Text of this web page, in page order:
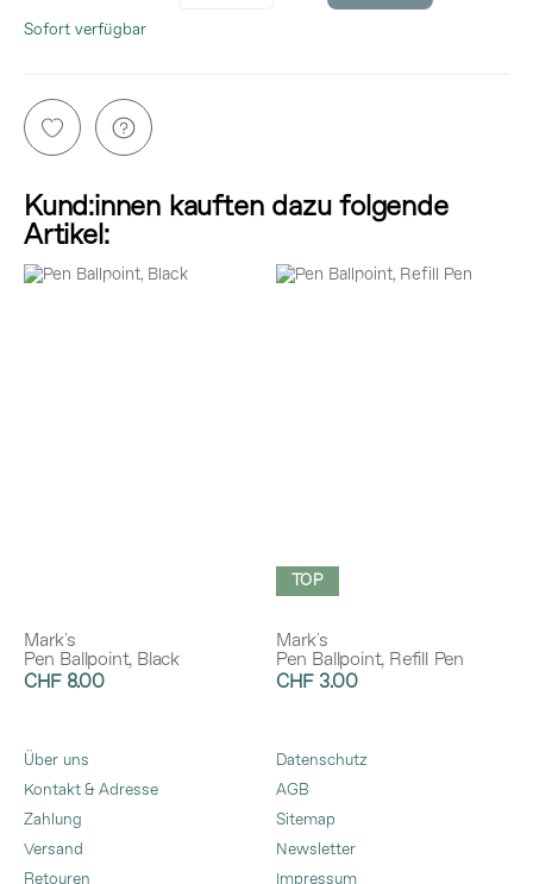
Sofort verfügbar
Kund:innen kauften dazu folgende
Artikel:
Mark's
Pen Ballpoint, Black
CHF 8.00
TOP
Mark's
Pen Ballpoint, Refill Pen
CHF 3.00
Über uns
Kontakt & Adresse
Zahlung
Versand
Retouren
Datenschutz
AGB
Sitemap
Newsletter
Impressum